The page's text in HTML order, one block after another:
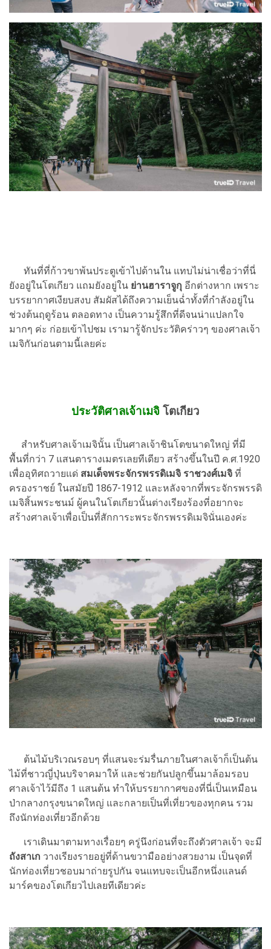
ทันที่ที่ก้าวขาพ้นประตูเข้าไปด้านใน แทบไม่น่าเชื่อว่าที่นี่
ยังอยู่ในโตเกียว แถมยังอยู่ใน ย่านฮาราจูกุ อีกต่างหาก เพราะ
บรรยากาศเงียบสงบ สัมผัสได้ถึงความเย็นฉ่ำทั้งที่กำลังอยู่ใน
ช่วงต้นฤดูร้อน ตลอดทาง เป็นความรู้สึกที่ดีจนน่าแปลกใจ
มากๆ ค่ะ ก่อยเข้าไปชม เรามารู้จักประวัติคร่าวๆ ของศาลเจ้า
เมจิกันก่อนตามนี้เลยค่ะ
ประวัติศาลเจ้าเมจิ โตเกียว
สำหรับศาลเจ้าเมจินั้น เป็นศาลเจ้าชินโตขนาดใหญ่ ที่มี
พื้นที่กว่า 7 แสนตารางเมตรเลยทีเดียว สร้างขึ้นในปี ค.ศ.1920
เพื่ออุทิศถวายแด่ สมเด็จพระจักรพรรดิเมจิ ราชวงศ์เมจิ ที่
ครองราชย์ ในสมัยปี 1867-1912 และหลังจากที่พระจักรพรรดิ
เมจิสิ้นพระชนม์ ผู้คนในโตเกียวนั้นต่างเรียงร้องที่อยากจะ
สร้างศาลเจ้าเพื่อเป็นที่สักการะพระจักรพรรดิเมจินั่นเองค่ะ
ต้นไม้บริเวณรอบๆ ที่แสนจะร่มรื่นภายในศาลเจ้าก็เป็นต้น
ไม้ที่ชาวญี่ปุ่นบริจาคมาให้ และช่วยกันปลูกขึ้นมาล้อมรอบ
ศาลเจ้าไว้มีถึง 1 แสนต้น ทำให้บรรยากาศของที่นี่เป็นเหมือน
ป่ากลางกรุงขนาดใหญ่ และกลายเป็นที่เที่ยวของทุกคน รวม
ถึงนักท่องเที่ยวอีกด้วย
เราเดินมาตามทางเรื่อยๆ ครู่นึงก่อนที่จะถึงตัวศาลเจ้า จะมี
ถังสาเก วางเรียงรายอยู่ที่ด้านขวามืออย่างสวยงาม เป็นจุดที่
นักท่องเที่ยวชอบมาถ่ายรูปกัน จนแทบจะเป็นอีกหนึ่งแลนด์
มาร์คของโตเกียวไปเลยทีเดียวค่ะ